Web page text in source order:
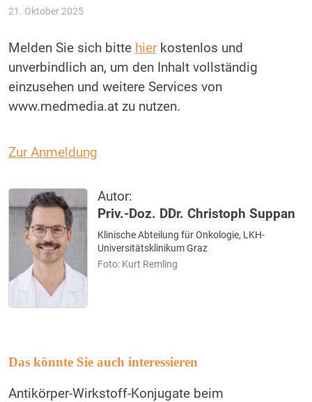
21. Oktober 2025
Melden Sie sich bitte hierkostenlos und
unverbindlich an, um den Inhalt vollständig
einzusehen und weitere Services von
www.medmedia.at zu nutzen.
Zur Anmeldung
Autor:
Priv.-Doz. DDr. Christoph Suppan
Klinische Abteilung für Onkologie, LKH-
Universitätsklinikum Graz
Foto: Kurt Remling
Das könnte Sie auch interessieren
Antikörper-Wirkstoff-Konjugate beim